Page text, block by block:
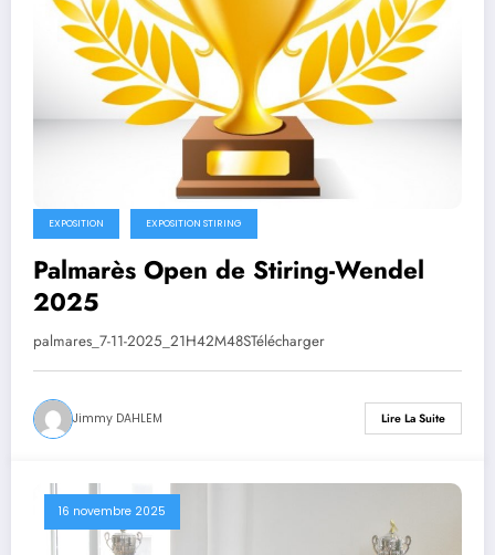
EXPOSITION EXPOSITION STIRING
Palmarès Open de Stiring-Wendel
2025
palmares_7-11-2025_21H42M48STélécharger
Jimmy DAHLEM Lire La Suite
16 novembre 2025